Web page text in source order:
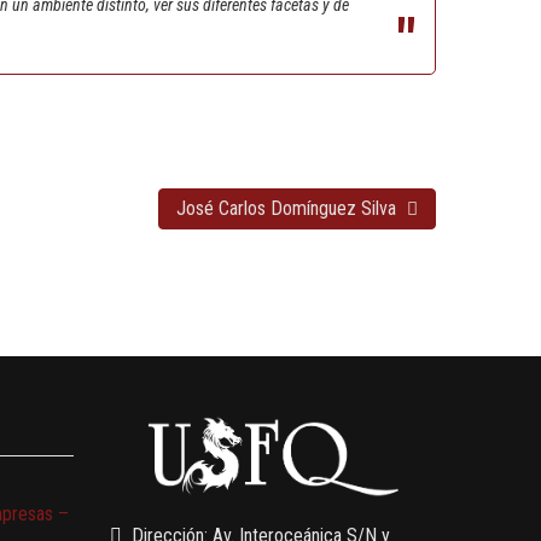
un ambiente distinto, ver sus diferentes facetas y de
José Carlos Domínguez Silva
–
Dirección: Av. Interoceánica S/N y